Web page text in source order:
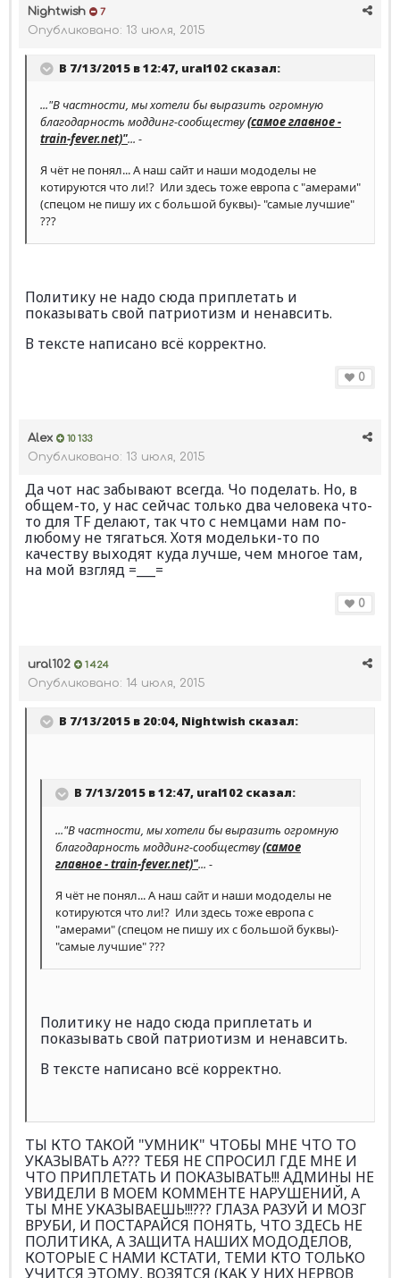
Nightwish 7
Опубликовано: 13 июля, 2015
В 7/13/2015 в 12:47, ural102 сказал:
..."В частности, мы хотели бы выразить огромную
благодарность моддинг-сообществу(самое главное -
train-fever.net)"... -
Я чёт не понял... А наш сайт и наши мододелы не
котируются что ли!? Или здесь тоже европа с "амерами"
(спецом не пишу их с большой буквы)- "самые лучшие"
???
Политику не надо сюда приплетать и
показывать свой патриотизм и ненавсить.
В тексте написано всё корректно.
0
Alex 10 133
Опубликовано: 13 июля, 2015
Да чот нас забывают всегда. Чо поделать. Но, в
общем-то, у нас сейчас только два человека что-
то для TF делают, так что с немцами нам по-
любому не тягаться. Хотя модельки-то по
качеству выходят куда лучше, чем многое там,
на мой взгляд =___=
0
ural102 1 424
Опубликовано: 14 июля, 2015
В 7/13/2015 в 20:04, Nightwish сказал:
В 7/13/2015 в 12:47, ural102 сказал:
..."В частности, мы хотели бы выразить огромную
благодарность моддинг-сообществу(самое
главное - train-fever.net)"... -
Я чёт не понял... А наш сайт и наши мододелы не
котируются что ли!? Или здесь тоже европа с
"амерами" (спецом не пишу их с большой буквы)-
"самые лучшие" ???
Политику не надо сюда приплетать и
показывать свой патриотизм и ненавсить.
В тексте написано всё корректно.
ТЫ КТО ТАКОЙ "УМНИК" ЧТОБЫ МНЕ ЧТО ТО
УКАЗЫВАТЬ А??? ТЕБЯ НЕ СПРОСИЛ ГДЕ МНЕ И
ЧТО ПРИПЛЕТАТЬ И ПОКАЗЫВАТЬ!!! АДМИНЫ НЕ
УВИДЕЛИ В МОЕМ КОММЕНТЕ НАРУШЕНИЙ, А
ТЫ МНЕ УКАЗЫВАЕШЬ!!!??? ГЛАЗА РАЗУЙ И МОЗГ
ВРУБИ, И ПОСТАРАЙСЯ ПОНЯТЬ, ЧТО ЗДЕСЬ НЕ
ПОЛИТИКА, А ЗАЩИТА НАШИХ МОДОДЕЛОВ,
КОТОРЫЕ С НАМИ КСТАТИ, ТЕМИ КТО ТОЛЬКО
УЧИТСЯ ЭТОМУ, ВОЗЯТСЯ (КАК У НИХ НЕРВОВ